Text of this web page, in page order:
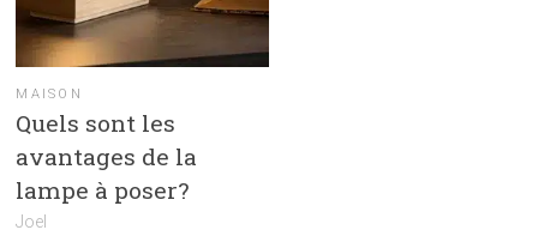
MAISON
Quels sont les
avantages de la
lampe à poser?
Joel